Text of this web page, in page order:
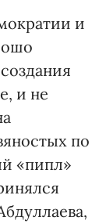
и
и не
по
«пипл»